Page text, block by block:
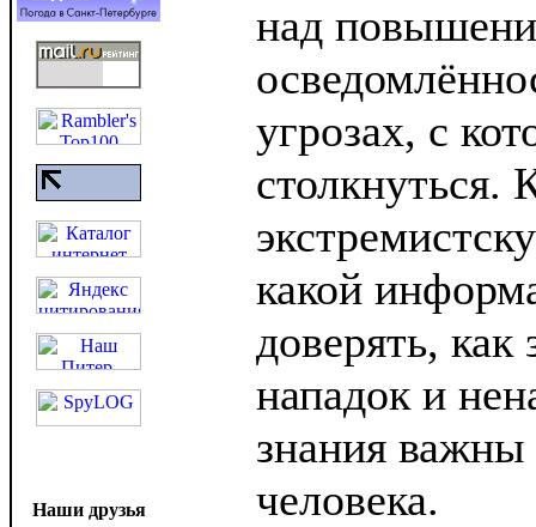
Наши друзья
над
угрозах, с
столкнуться.
какой
доверять, как
нападок и
знания важны
человека.